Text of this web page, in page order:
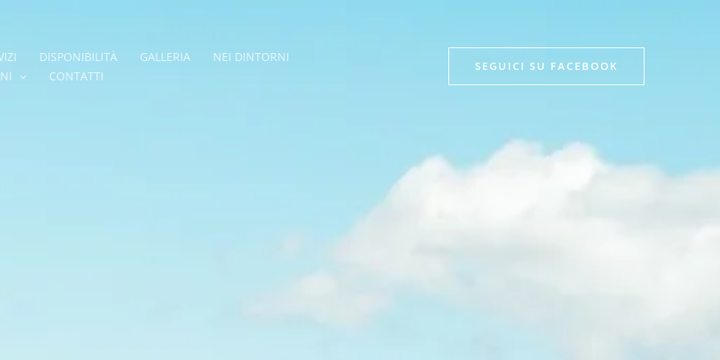
DISPONIBILITÀ GALLERIA
NEI DINTORNI
CONTATTI
SEGUICI SU FACEBOOK